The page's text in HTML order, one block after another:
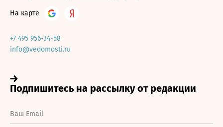
На карте
+7 495 956-34-58
info@vedomosti.ru